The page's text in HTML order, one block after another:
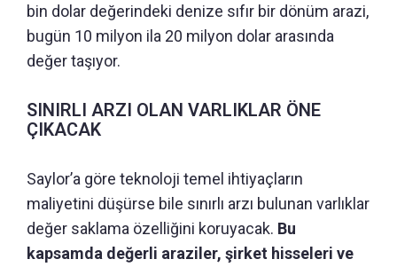
bin dolar değerindeki denize sıfır bir dönüm arazi,
bugün 10 milyon ila 20 milyon dolar arasında
değer taşıyor.
SINIRLI ARZI OLAN VARLIKLAR ÖNE
ÇIKACAK
Saylor’a göre teknoloji temel ihtiyaçların
maliyetini düşürse bile sınırlı arzı bulunan varlıklar
değer saklama özelliğini koruyacak. Bu
kapsamda değerli araziler, şirket hisseleri ve